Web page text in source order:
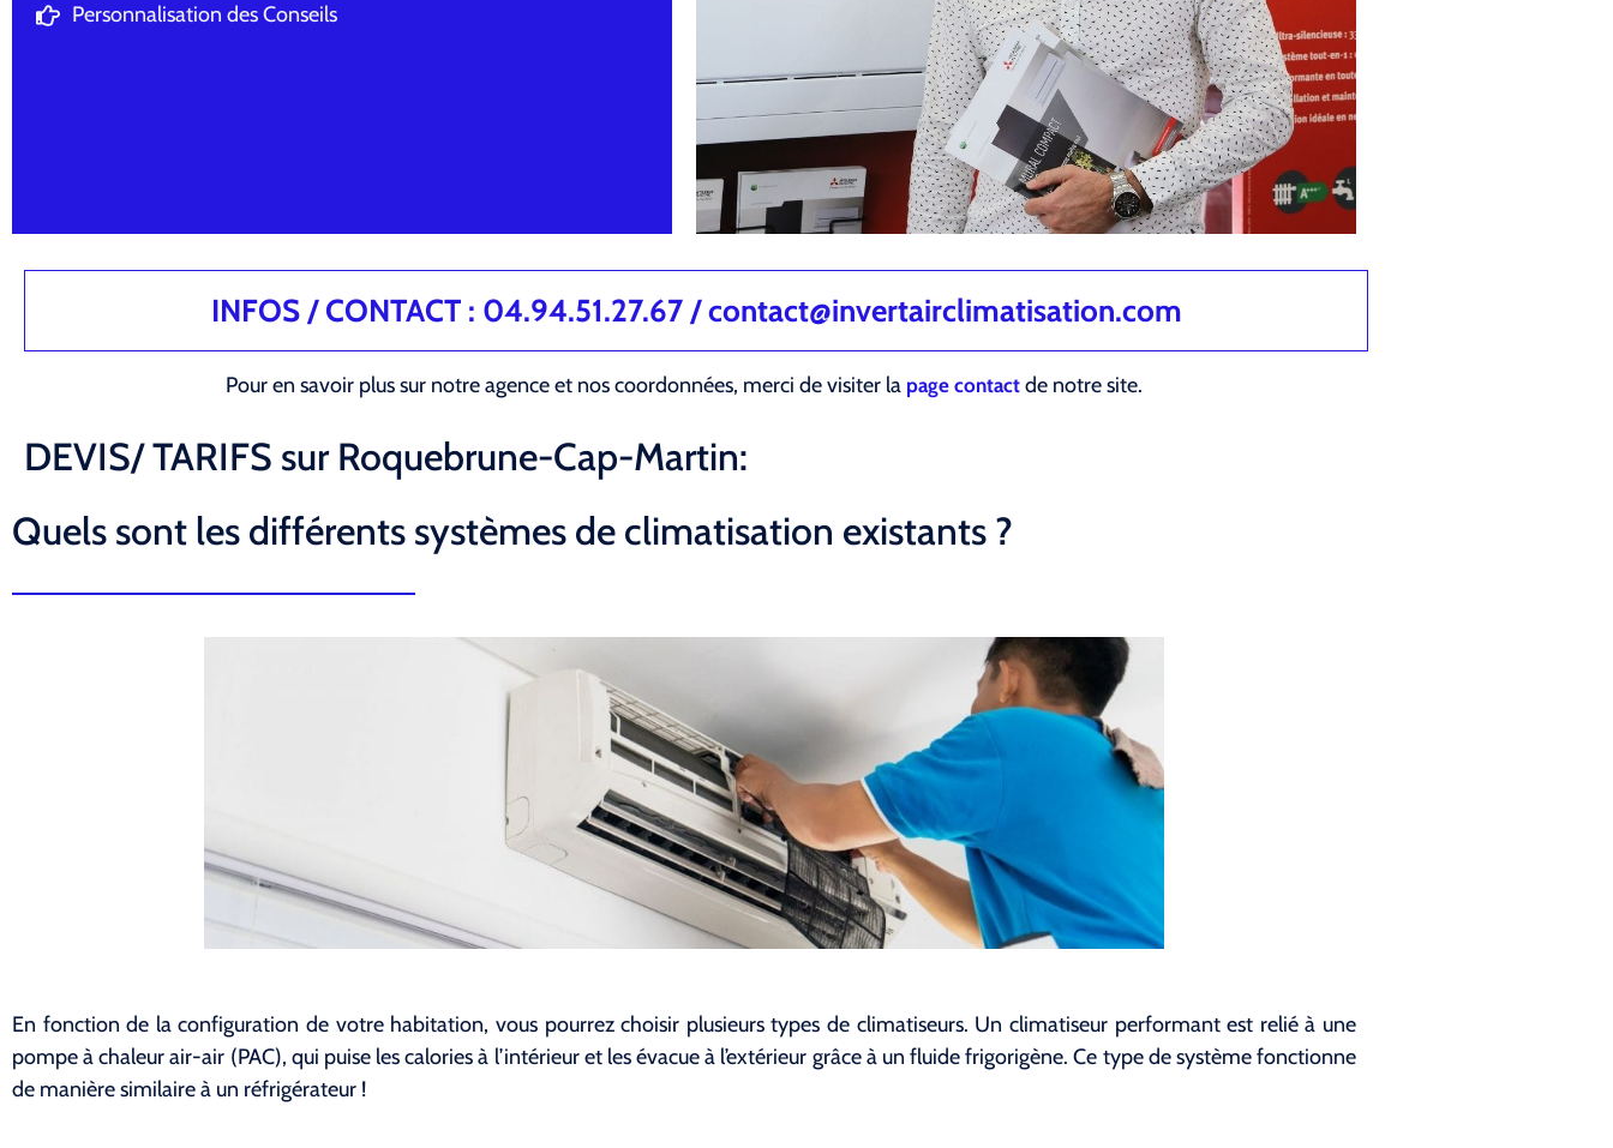
Personnalisation des Conseils
INFOS / CONTACT : 04.94.51.27.67 / contact@invertairclimatisation.com
Pour en savoir plus sur notre agence et nos coordonnées, merci de visiter la page contact de notre site.
DEVIS/ TARIFS sur Roquebrune-Cap-Martin:
Quels sont les différents systèmes de climatisation existants ?
En fonction de la configuration de votre habitation, vous pourrez choisir plusieurs types de climatiseurs. Un climatiseur performant est relié à une
pompe à chaleur air-air (PAC), qui puise les calories à l’intérieur et les évacue à l’extérieur grâce à un fluide frigorigène. Ce type de système fonctionne
de manière similaire à un réfrigérateur !